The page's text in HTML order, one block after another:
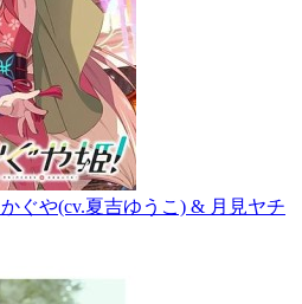
かぐや(cv.夏吉ゆうこ) & 月見ヤチ